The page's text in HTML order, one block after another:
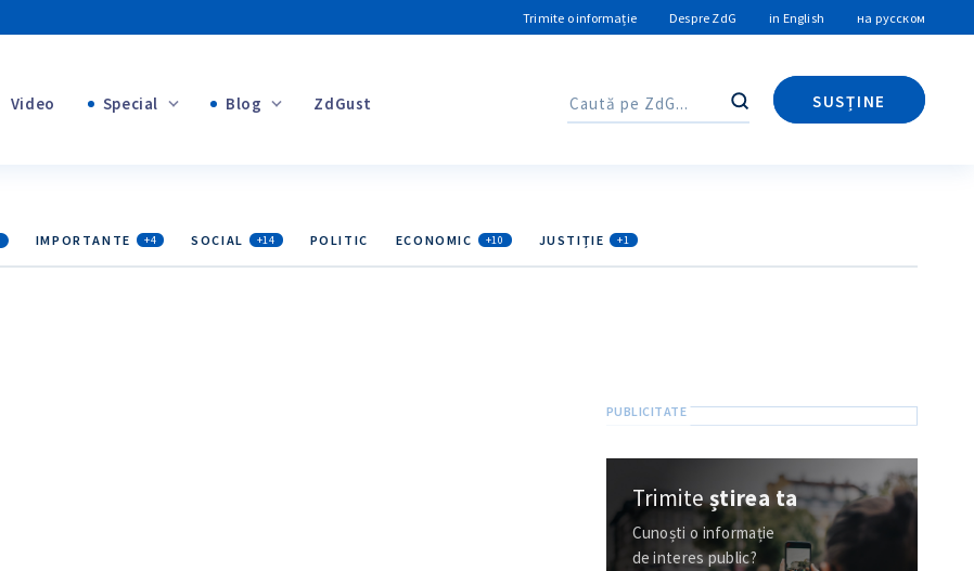
Trimite o informație Despre ZdG in English на русском
Video Special Blog ZdGust Caută
SUSȚINE
Caută
IMPORTANTE +4 SOCIAL +14 POLITIC ECONOMIC +10 JUSTIȚIE +1
Trimiteștirea ta
Cunoști o informație
de interes public?